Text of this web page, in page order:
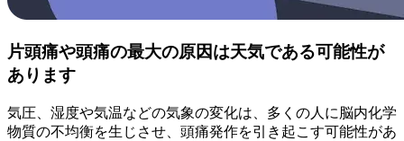
片頭痛や頭痛の最大の原因は天気である可能性が
あります
気圧、湿度や気温などの気象の変化は、多くの人に脳内化学
物質の不均衡を生じさせ、頭痛発作を引き起こす可能性があ